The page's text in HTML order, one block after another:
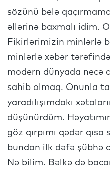
sözünü belə
əllərinə baxmalı idim.
Fikirlərimizin minlərlə
minlərlə xəbər
modern dünyada necə
sahib olmaq. Onunla
yaradılışımdakı
düşünürdüm.
göz qırpımı qədər
bundan ilk dəfə şübhə
Nə bilim. Bəlkə də